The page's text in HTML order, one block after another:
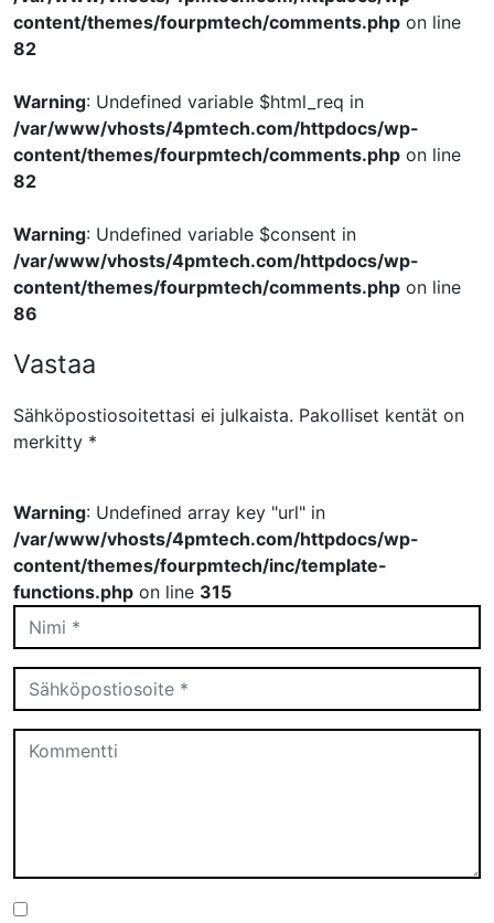
content/themes/fourpmtech/comments.php on line
82
Warning: Undefined variable $html_req in
/var/www/vhosts/4pmtech.com/httpdocs/wp-
content/themes/fourpmtech/comments.php on line
82
Warning: Undefined variable $consent in
/var/www/vhosts/4pmtech.com/httpdocs/wp-
content/themes/fourpmtech/comments.php on line
86
Vastaa
Sähköpostiosoitettasi ei julkaista. Pakolliset kentät on
merkitty *
Warning: Undefined array key "url" in
/var/www/vhosts/4pmtech.com/httpdocs/wp-
content/themes/fourpmtech/inc/template-
functions.php on line 315